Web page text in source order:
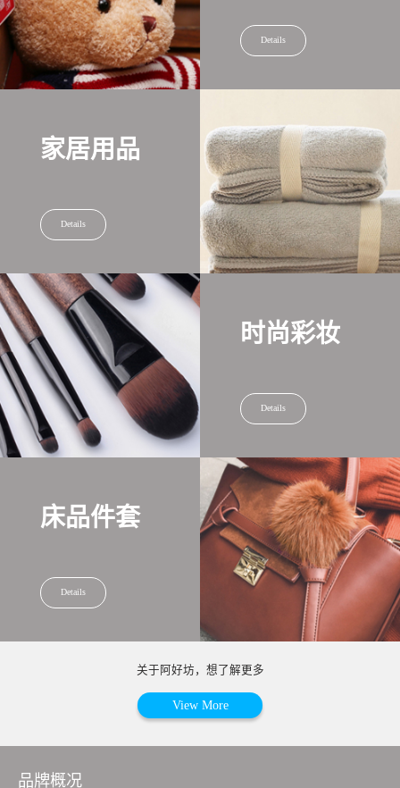
Details
家居用品
Details
时尚彩妆
Details
床品件套
Details
关于阿好坊，想了解更多
View More
品牌概况